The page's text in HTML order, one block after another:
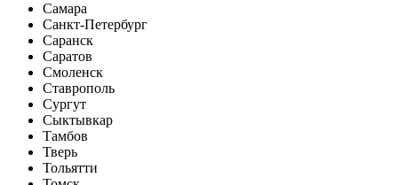
Самара
Санкт-Петербург
Саранск
Саратов
Смоленск
Ставрополь
Сургут
Сыктывкар
Тамбов
Тверь
Тольятти